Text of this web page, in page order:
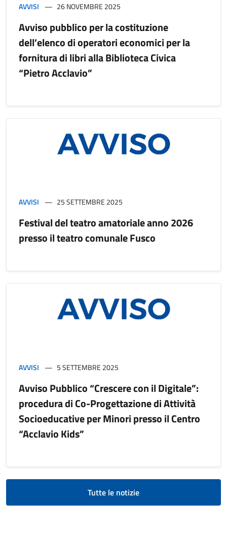
AVVISI 26 NOVEMBRE 2025
Avviso pubblico per la costituzione
dell’elenco di operatori economici per la
fornitura di libri alla Biblioteca Civica
“Pietro Acclavio”
AVVISI 25 SETTEMBRE 2025
Festival del teatro amatoriale anno 2026
presso il teatro comunale Fusco
AVVISI 5 SETTEMBRE 2025
Avviso Pubblico “Crescere con il Digitale”:
procedura di Co-Progettazione di Attività
Socioeducative per Minori presso il Centro
“Acclavio Kids”
Tutte le notizie